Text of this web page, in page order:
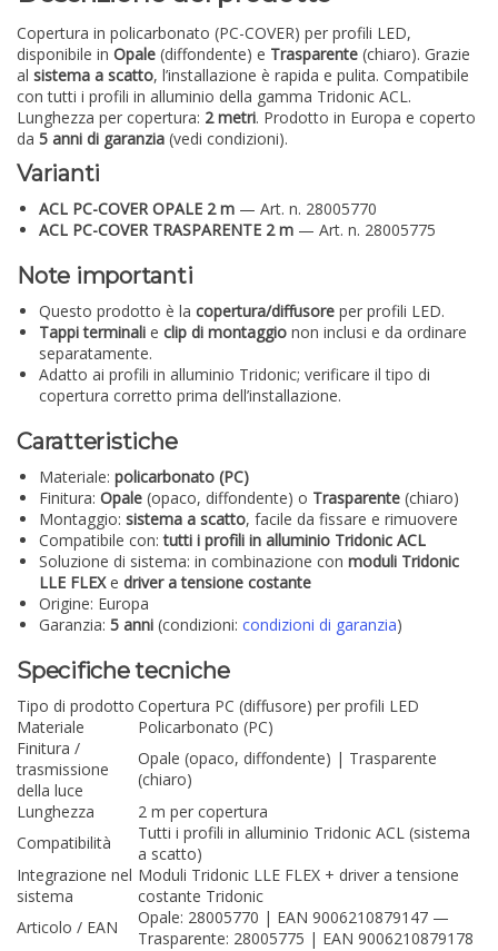
Copertura in policarbonato (PC-COVER) per profili LED,
disponibile in Opale (diffondente) e Trasparente (chiaro). Grazie
al sistema a scatto, l’installazione è rapida e pulita. Compatibile
con tutti i profili in alluminio della gamma Tridonic ACL.
Lunghezza per copertura: 2 metri. Prodotto in Europa e coperto
da 5 anni di garanzia (vedi condizioni).
Varianti
ACL PC-COVER OPALE 2 m — Art. n. 28005770
ACL PC-COVER TRASPARENTE 2 m — Art. n. 28005775
Note importanti
Questo prodotto è la copertura/diffusore per profili LED.
Tappi terminali e clip di montaggio non inclusi e da ordinare
separatamente.
Adatto ai profili in alluminio Tridonic; verificare il tipo di
copertura corretto prima dell’installazione.
Caratteristiche
Materiale: policarbonato (PC)
Finitura: Opale (opaco, diffondente) o Trasparente (chiaro)
Montaggio: sistema a scatto, facile da fissare e rimuovere
Compatibile con:tutti i profili in alluminio Tridonic ACL
Soluzione di sistema: in combinazione con moduli Tridonic
LLE FLEXe driver a tensione costante
Origine: Europa
Garanzia: 5 anni (condizioni: condizioni di garanzia)
Specifiche tecniche
Tipo di prodotto Copertura PC (diffusore) per profili LED
Materiale
Policarbonato (PC)
Finitura /
trasmissione
della luce
Opale (opaco, diffondente) | Trasparente
(chiaro)
Lunghezza
2 m per copertura
Compatibilità
Tutti i profili in alluminio Tridonic ACL (sistema
a scatto)
Integrazione nel
sistema
Moduli Tridonic LLE FLEX + driver a tensione
costante Tridonic
Articolo / EAN
Opale: 28005770 | EAN 9006210879147 —
Trasparente: 28005775 | EAN 9006210879178